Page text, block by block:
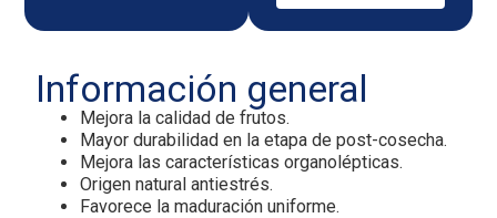
Información general
Mejora la calidad de frutos.
Mayor durabilidad en la etapa de post-cosecha.
Mejora las características organolépticas.
Origen natural antiestrés.
Favorece la maduración uniforme.